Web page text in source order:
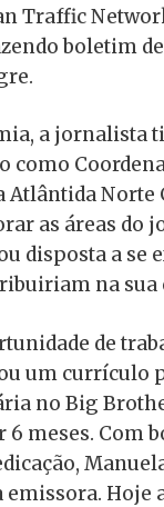
Traffic
boletim
a jornalista
como
Atlântida Norte
as áreas do
disposta a se
na sua
de
um currículo
no Big
meses. Com
Hoje